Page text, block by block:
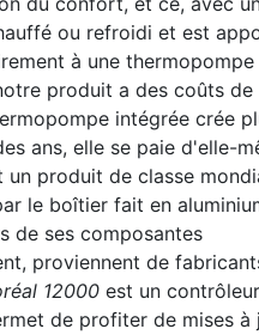
ou refroidi et est
à une thermopompe
produit a des coûts de
intégrée crée
ans, elle se paie d'elle-
un produit de classe
le boîtier fait en
de ses composantes
proviennent de
12000 est un contrôleur
de profiter de mises à